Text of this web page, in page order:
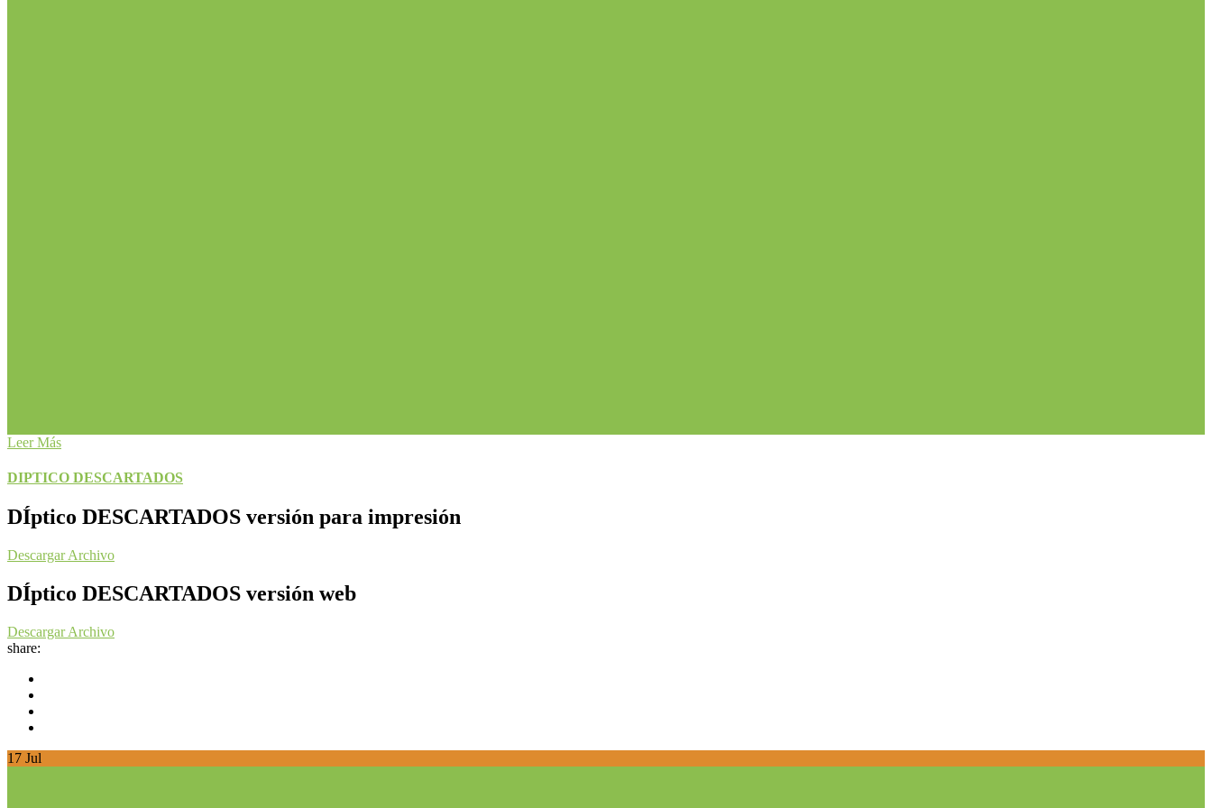
Leer Más
DIPTICO DESCARTADOS
DÍptico DESCARTADOS versión para impresión
Descargar Archivo
DÍptico DESCARTADOS versión web
Descargar Archivo
share:
17 Jul